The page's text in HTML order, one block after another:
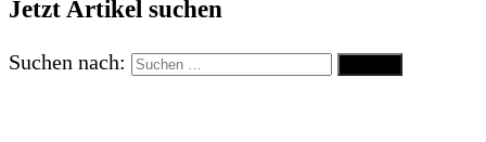
Jetzt Artikel suchen
Suchen nach: